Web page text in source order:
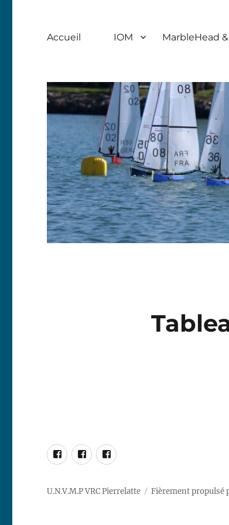
Accueil IOM MarbleHead
Facebook
–
RG65
Pierrelatte
DF95
Pierrelatte
U.N.V.M.P VRC Pierrelatte Fièrement propulsé